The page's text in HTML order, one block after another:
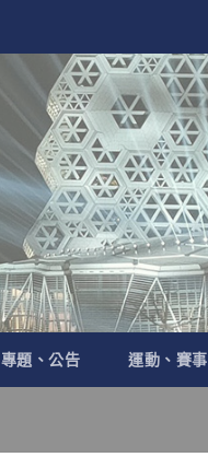
專題、公告 運動、賽事